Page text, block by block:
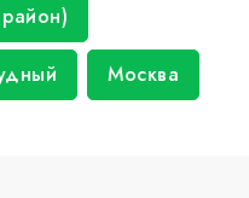
Москва